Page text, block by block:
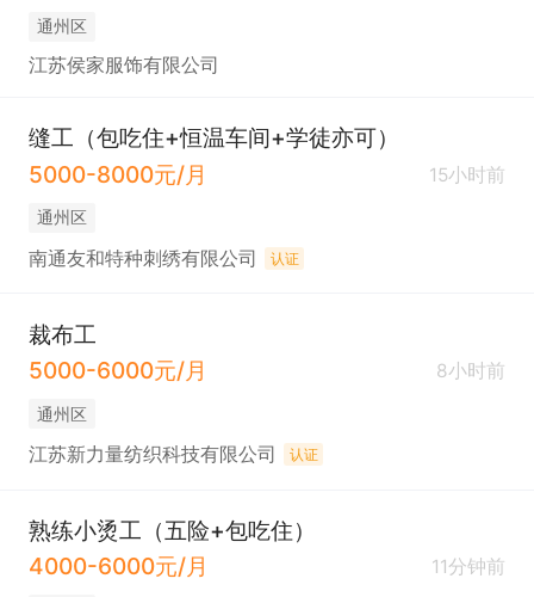
通州区
江苏侯家服饰有限公司
缝工（包吃住+恒温车间+学徒亦可）
5000-8000元/月
15小时前
通州区
南通友和特种刺绣有限公司 认证
裁布工
5000-6000元/月
8小时前
通州区
江苏新力量纺织科技有限公司 认证
熟练小烫工（五险+包吃住）
4000-6000元/月
11分钟前